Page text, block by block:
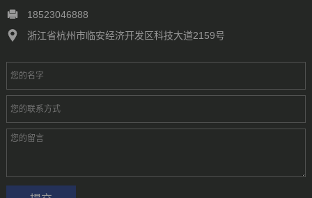
18523046888
浙江省杭州市临安经济开发区科技大道2159号